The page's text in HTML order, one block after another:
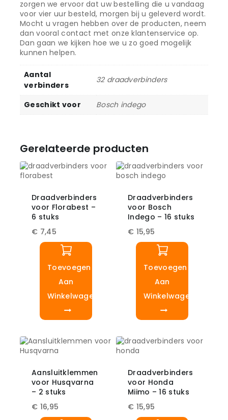
zorgen we ervoor dat uw bestelling die u vandaag
voor vier uur besteld, morgen bij u geleverd wordt.
Mocht u vragen hebben over de producten, neem
dan vooral contact met onze klantenservice op.
Dan gaan we kijken hoe we u zo goed mogelijk
kunnen helpen.
Aantal
verbinders
32 draadverbinders
Geschikt voor Bosch indego
Gerelateerde producten
Draadverbinders
voor Florabest –
6 stuks
€ 7,45
Toevoegen
Aan
Winkelwagen
Draadverbinders
voor Bosch
Indego – 16 stuks
€ 15,95
Toevoegen
Aan
Winkelwagen
Aansluitklemmen
voor Husqvarna
– 2 stuks
€ 16,95
Draadverbinders
voor Honda
Miimo – 16 stuks
€ 15,95